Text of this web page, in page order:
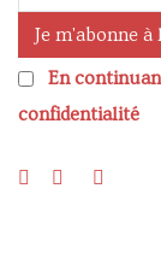
En
confidentialité